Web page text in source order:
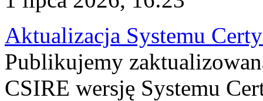
Aktualizacja Systemu
Publikujemy
CSIRE wersję Systemu